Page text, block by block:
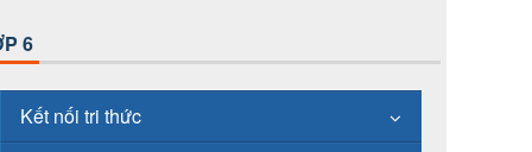
6
Kết nối tri thức